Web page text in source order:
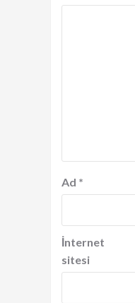
Ad *
İnternet
sitesi